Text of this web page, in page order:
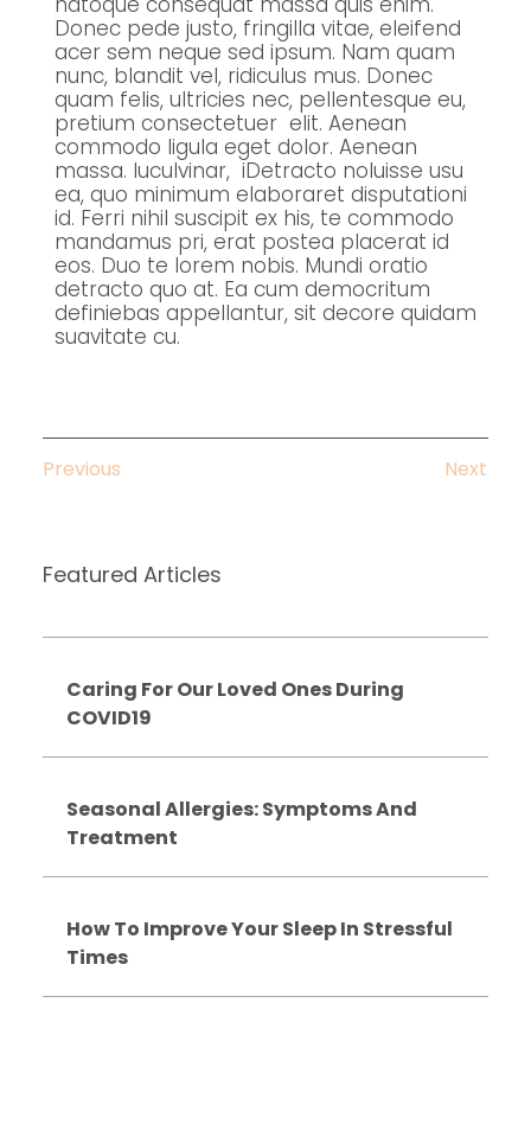
Donec pede justo, fringilla vitae, eleifend
acer sem neque sed ipsum. Nam quam
nunc, blandit vel, ridiculus mus. Donec
quam felis, ultricies nec, pellentesque eu,
pretium consectetuer elit. Aenean
commodo ligula eget dolor. Aenean
massa. luculvinar, iDetracto noluisse usu
ea, quo minimum elaboraret disputationi
id. Ferri nihil suscipit ex his, te commodo
mandamus pri, erat postea placerat id
eos. Duo te lorem nobis. Mundi oratio
detracto quo at. Ea cum democritum
definiebas appellantur, sit decore quidam
suavitate cu.
Previous Next
Featured Articles
Caring For Our Loved Ones During
COVID19
Seasonal Allergies: Symptoms And
Treatment
How To Improve Your Sleep In Stressful
Times